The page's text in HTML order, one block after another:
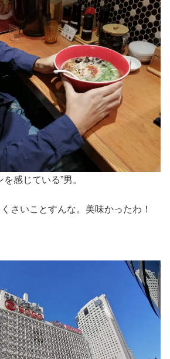
感じている”男。
さいことすんな。美味かったわ！